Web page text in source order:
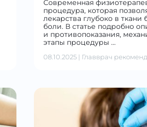
Современная
процедура, которая
лекарства глубоко в ткани
боли. В статье подробно
и противопоказания,
этапы процедуры …
08.10.2025 | Главврач